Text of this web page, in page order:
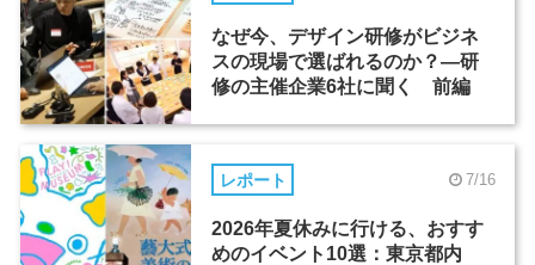
なぜ今、デザイン研修がビジネ
スの現場で選ばれるのか？―研
修の主催企業6社に聞く 前編
レポート 7/16
2026年夏休みに行ける、おすす
めのイベント10選：東京都内